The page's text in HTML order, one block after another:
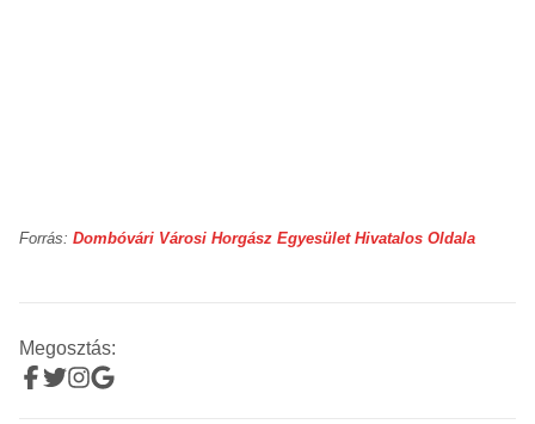
Forrás: Dombóvári Városi Horgász Egyesület Hivatalos Oldala
Megosztás: